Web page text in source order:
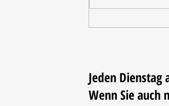
Jeden
Wenn Sie